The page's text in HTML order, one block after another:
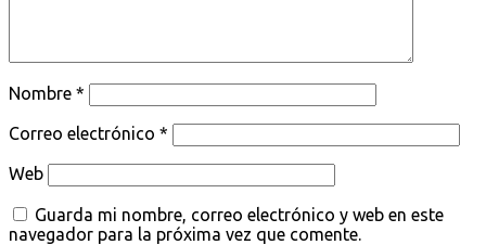
Nombre *
Correo electrónico *
Web
Guarda mi nombre, correo electrónico y web en este
navegador para la próxima vez que comente.